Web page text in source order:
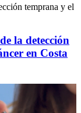
temprana y el
la detección
en Costa